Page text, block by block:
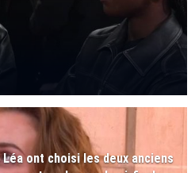
ont choisi les deux anciens